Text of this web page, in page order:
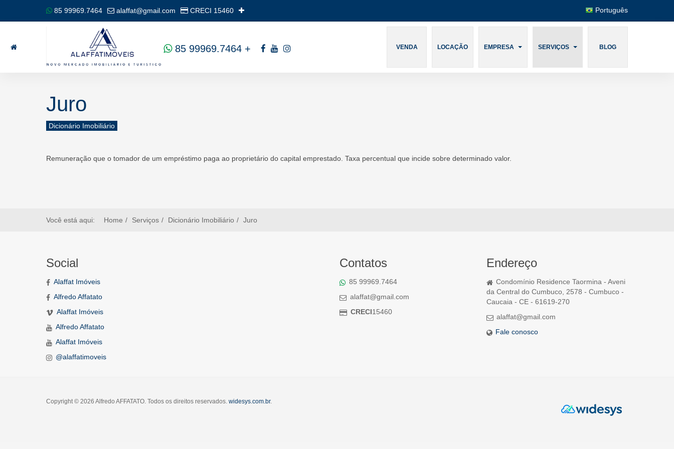
85 99969.7464 alaffat@gmail.com CRECI 15460 Português
85 99969.7464 + VENDA LOCAÇÃO EMPRESA SERVIÇOS BLOG
Juro
Dicionário Imobiliário
Remuneração que o tomador de um empréstimo paga ao proprietário do capital emprestado. Taxa percentual que incide sobre determinado valor.
Você está aqui: Home Serviços Dicionário Imobiliário Juro
Social
Alaffat Imóveis
Alfredo Affatato
Alaffat Imóveis
Alfredo Affatato
Alaffat Imóveis
@alaffatimoveis
Contatos
85 99969.7464
alaffat@gmail.com
CRECI15460
Endereço
Condomínio Residence Taormina - Aveni
da Central do Cumbuco, 2578 - Cumbuco -
Caucaia - CE - 61619-270
alaffat@gmail.com
Fale conosco
Copyright © 2026 Alfredo AFFATATO. Todos os direitos reservados. widesys.com.br.